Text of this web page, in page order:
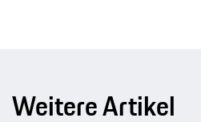
Weitere Artikel